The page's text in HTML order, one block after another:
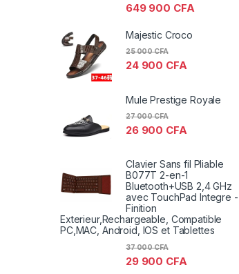
649 900 CFA
Majestic Croco
24 900 CFA
25 000CFA
Mule Prestige Royale
26 900 CFA
27 000CFA
Clavier Sans fil Pliable
B077T 2-en-1
Bluetooth+USB 2,4 GHz
avec TouchPad Integre -
Finition
Exterieur,Rechargeable, Compatible
PC,MAC, Android, IOS et Tablettes
29 900 CFA
37 000CFA